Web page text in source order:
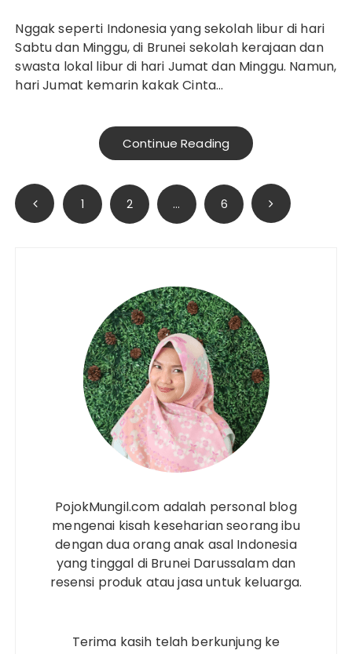
Nggak seperti Indonesia yang sekolah libur di hari
Sabtu dan Minggu, di Brunei sekolah kerajaan dan
swasta lokal libur di hari Jumat dan Minggu. Namun,
hari Jumat kemarin kakak Cinta…
Continue Reading
Paginasi
pos 1 2 … 6
PojokMungil.com adalah personal blog
mengenai kisah keseharian seorang ibu
dengan dua orang anak asal Indonesia
yang tinggal di Brunei Darussalam dan
resensi produk atau jasa untuk keluarga.
Terima kasih telah berkunjung ke